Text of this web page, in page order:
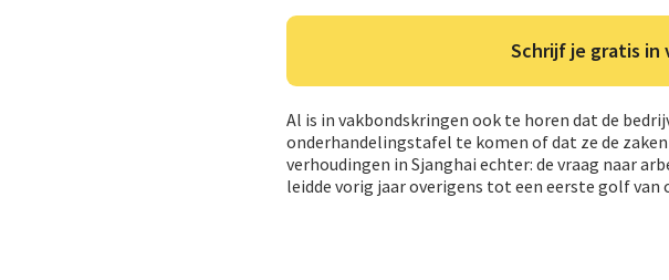
Schrijf je gratis in
Al is in vakbondskringen ook te horen dat de
onderhandelingstafel te komen of dat ze de
verhoudingen in Sjanghai echter: de vraag naar
leidde vorig jaar overigens tot een eerste golf van